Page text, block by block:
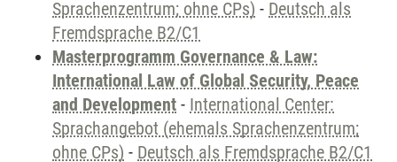
Sprachenzentrum; ohne CPs) - Deutsch als
Fremdsprache B2/C1
Masterprogramm Governance & Law:
International Law of Global Security, Peace
and Development - International Center:
Sprachangebot (ehemals Sprachenzentrum;
ohne CPs) - Deutsch als Fremdsprache B2/C1